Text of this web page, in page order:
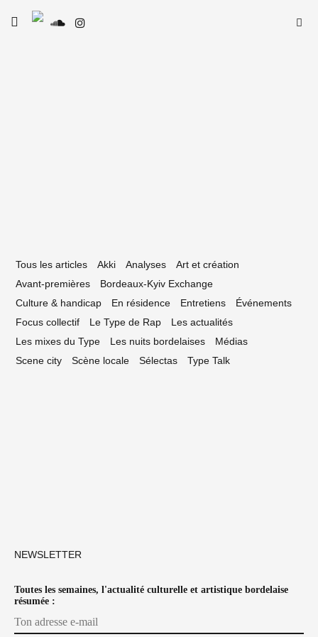
Skip
toggle
Tous les articles Akki Analyses
Art et création
Avant-premières
Bordeaux-Kyiv Exchange
Culture & handicap
En résidence Entretiens
Événements
Focus collectif
Le Type de Rap
Les actualités
Les mixes du Type
Les nuits bordelaises
Médias
Scene city
Scène locale Sélectas Type Talk
NEWSLETTER
Toutes les semaines, l'actualité culturelle et artistique bordelaise
résumée :